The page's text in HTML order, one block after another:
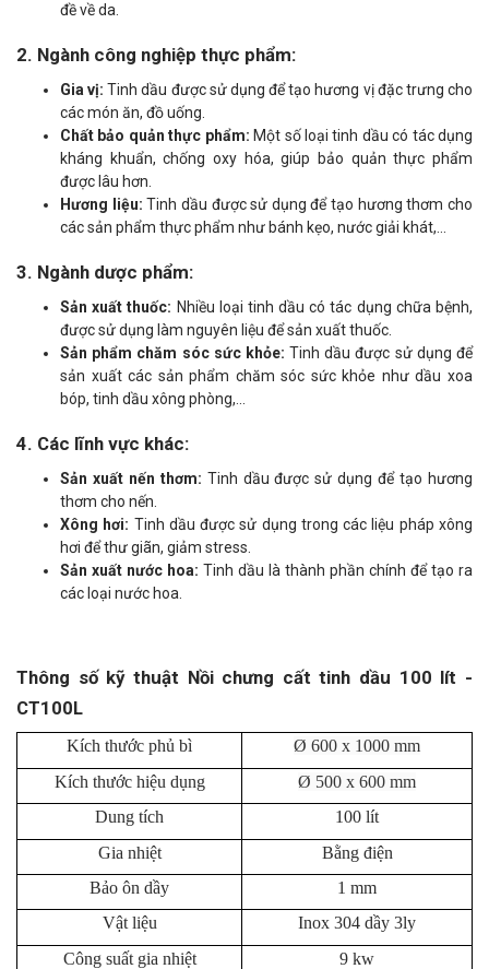
đề về da.
2. Ngành công nghiệp thực phẩm:
Gia vị: Tinh dầu được sử dụng để tạo hương vị đặc trưng cho
các món ăn, đồ uống.
Chất bảo quản thực phẩm: Một số loại tinh dầu có tác dụng
kháng khuẩn, chống oxy hóa, giúp bảo quản thực phẩm
được lâu hơn.
Hương liệu: Tinh dầu được sử dụng để tạo hương thơm cho
các sản phẩm thực phẩm như bánh kẹo, nước giải khát,...
3. Ngành dược phẩm:
Sản xuất thuốc: Nhiều loại tinh dầu có tác dụng chữa bệnh,
được sử dụng làm nguyên liệu để sản xuất thuốc.
Sản phẩm chăm sóc sức khỏe: Tinh dầu được sử dụng để
sản xuất các sản phẩm chăm sóc sức khỏe như dầu xoa
bóp, tinh dầu xông phòng,...
4. Các lĩnh vực khác:
Sản xuất nến thơm: Tinh dầu được sử dụng để tạo hương
thơm cho nến.
Xông hơi: Tinh dầu được sử dụng trong các liệu pháp xông
hơi để thư giãn, giảm stress.
Sản xuất nước hoa: Tinh dầu là thành phần chính để tạo ra
các loại nước hoa.
Thông số kỹ thuật Nồi chưng cất tinh dầu 100 lít -
CT100L
Kích thước phủ bì
Ø 600 x 1000 mm
Kích thước hiệu dụng
Ø 500 x 600 mm
Dung tích
100 lít
Gia nhiệt
Bằng điện
Bảo ôn dầy
1 mm
Vật liệu
Inox 304 dầy 3ly
Công suất gia nhiệt
9 kw